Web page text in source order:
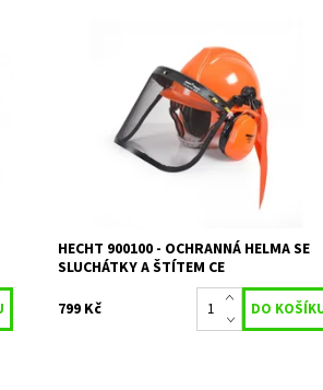
Ochranná helma s chrániči sluchu a štítem.
Skladem 2 ks
970
HECHT
2 roky
HECHT 900100 - OCHRANNÁ HELMA SE
SLUCHÁTKY A ŠTÍTEM CE
799 Kč